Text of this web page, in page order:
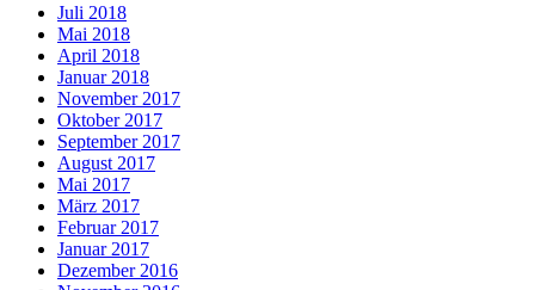
Juli 2018
Mai 2018
April 2018
Januar 2018
November 2017
Oktober 2017
September 2017
August 2017
Mai 2017
März 2017
Februar 2017
Januar 2017
Dezember 2016